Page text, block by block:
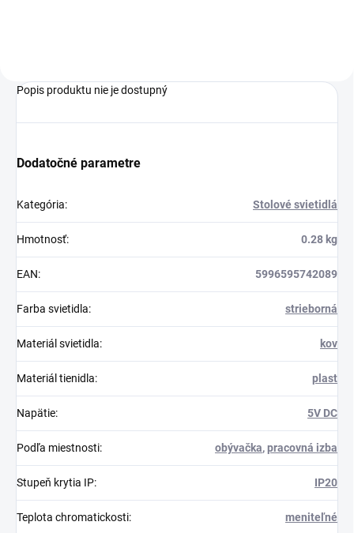
Popis produktu nie je dostupný
Dodatočné parametre
Kategória: Stolové svietidlá
Hmotnosť: 0.28 kg
EAN: 5996595742089
Farba svietidla: strieborná
Materiál svietidla: kov
Materiál tienidla: plast
Napätie: 5V DC
Podľa miestnosti: obývačka,pracovná izba
Stupeň krytia IP: IP20
Teplota chromatickosti: meniteľné